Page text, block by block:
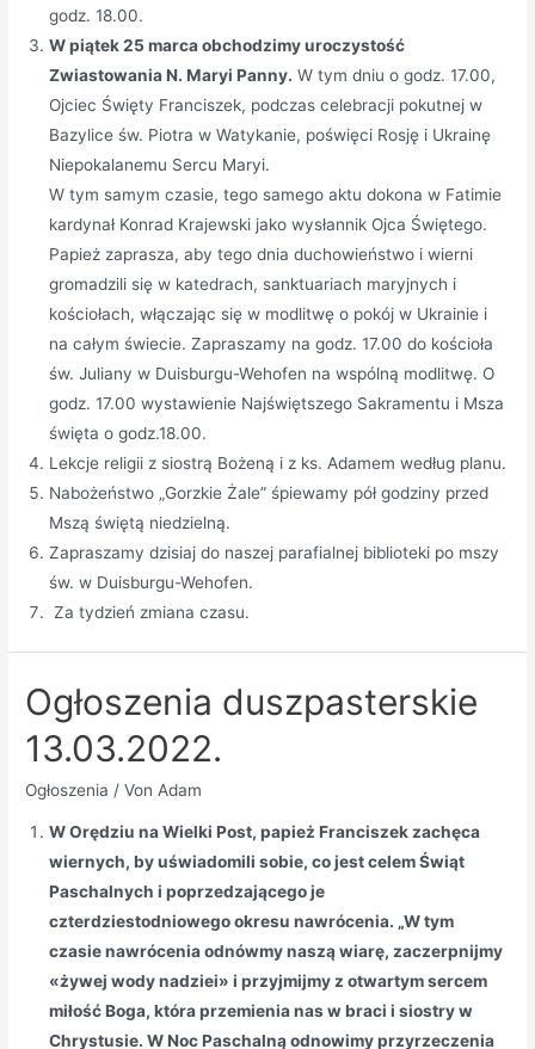
godz. 18.00.
W piątek 25 marca obchodzimy uroczystość
Zwiastowania N. Maryi Panny. W tym dniu o godz. 17.00,
Ojciec Święty Franciszek, podczas celebracji pokutnej w
Bazylice św. Piotra w Watykanie, poświęci Rosję i Ukrainę
Niepokalanemu Sercu Maryi.
W tym samym czasie, tego samego aktu dokona w Fatimie
kardynał Konrad Krajewski jako wysłannik Ojca Świętego.
Papież zaprasza, aby tego dnia duchowieństwo i wierni
gromadzili się w katedrach, sanktuariach maryjnych i
kościołach, włączając się w modlitwę o pokój w Ukrainie i
na całym świecie. Zapraszamy na godz. 17.00 do kościoła
św. Juliany w Duisburgu-Wehofen na wspólną modlitwę. O
godz. 17.00 wystawienie Najświętszego Sakramentu i Msza
święta o godz.18.00.
Lekcje religii z siostrą Bożeną i z ks. Adamem według planu.
Nabożeństwo „Gorzkie Żale” śpiewamy pół godziny przed
Mszą świętą niedzielną.
Zapraszamy dzisiaj do naszej parafialnej biblioteki po mszy
św. w Duisburgu-Wehofen.
Za tydzień zmiana czasu.
Ogłoszenia duszpasterskie
13.03.2022.
Ogłoszenia / Von Adam
W Orędziu na Wielki Post, papież Franciszek zachęca
wiernych, by uświadomili sobie, co jest celem Świąt
Paschalnych i poprzedzającego je
czterdziestodniowego okresu nawrócenia. „W tym
czasie nawrócenia odnówmy naszą wiarę, zaczerpnijmy
«żywej wody nadziei» i przyjmijmy z otwartym sercem
miłość Boga, która przemienia nas w braci i siostry w
Chrystusie. W Noc Paschalną odnowimy przyrzeczenia